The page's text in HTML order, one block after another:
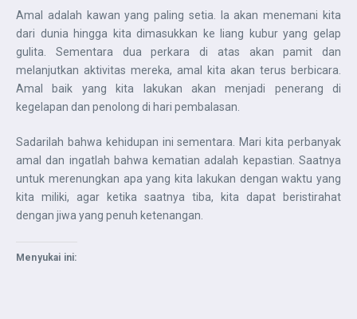
Amal adalah kawan yang paling setia. Ia akan menemani kita
dari dunia hingga kita dimasukkan ke liang kubur yang gelap
gulita. Sementara dua perkara di atas akan pamit dan
melanjutkan aktivitas mereka, amal kita akan terus berbicara.
Amal baik yang kita lakukan akan menjadi penerang di
kegelapan dan penolong di hari pembalasan.
Sadarilah bahwa kehidupan ini sementara. Mari kita perbanyak
amal dan ingatlah bahwa kematian adalah kepastian. Saatnya
untuk merenungkan apa yang kita lakukan dengan waktu yang
kita miliki, agar ketika saatnya tiba, kita dapat beristirahat
dengan jiwa yang penuh ketenangan.
Menyukai ini: